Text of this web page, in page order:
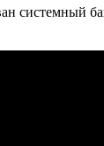
системный